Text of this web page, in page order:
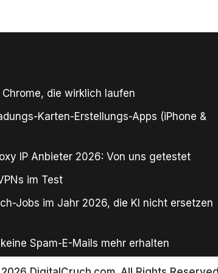
die wirklich laufen
Karten-Erstellungs-Apps (iPhone &
IP Anbieter 2026: Von uns getestet
im Test
Jobs im Jahr 2026, die KI nicht ersetzen
Spam-E-Mails mehr erhalten